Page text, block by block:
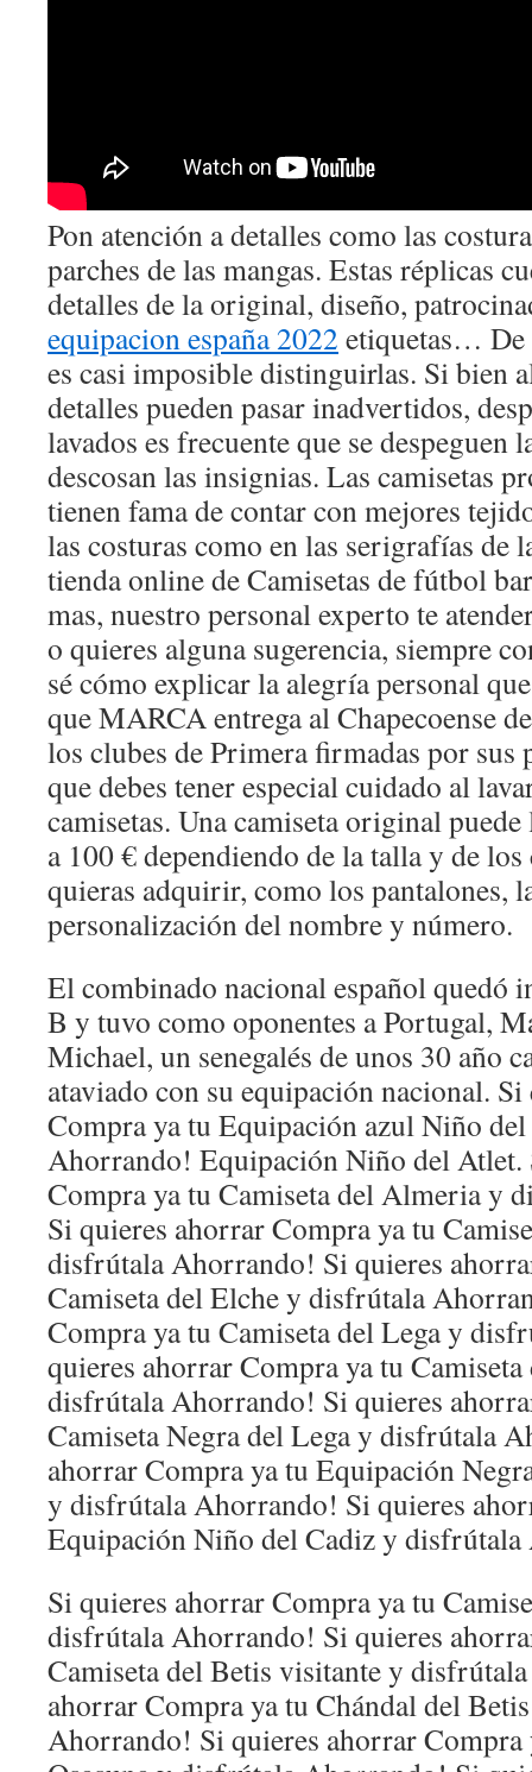
Pon atención a detalles como las
parches de las mangas. Estas réplicas
detalles de la original, diseño,
equipacion españa 2022 etiquetas… De
es casi imposible distinguirlas. Si bien
detalles pueden pasar inadvertidos,
lavados es frecuente que se despeguen
descosan las insignias. Las camisetas
tienen fama de contar con mejores
las costuras como en las serigrafías de
tienda online de Camisetas de fútbol
mas, nuestro personal experto te
o quieres alguna sugerencia, siempre
sé cómo explicar la alegría personal
que MARCA entrega al Chapecoense
los clubes de Primera firmadas por
que debes tener especial cuidado al
camisetas. Una camiseta original
a 100 € dependiendo de la talla y de
quieras adquirir, como los pantalones,
personalización del nombre y número.
El combinado nacional español quedó
B y tuvo como oponentes a Portugal,
Michael, un senegalés de unos 30 año
ataviado con su equipación nacional.
Compra ya tu Equipación azul Niño
Ahorrando! Equipación Niño del Atlet.
Compra ya tu Camiseta del Almeria y
Si quieres ahorrar Compra ya tu
disfrútala Ahorrando! Si quieres
Camiseta del Elche y disfrútala
Compra ya tu Camiseta del Lega y
quieres ahorrar Compra ya tu
disfrútala Ahorrando! Si quieres
Camiseta Negra del Lega y disfrútala
ahorrar Compra ya tu Equipación
y disfrútala Ahorrando! Si quieres
Equipación Niño del Cadiz y
Si quieres ahorrar Compra ya tu
disfrútala Ahorrando! Si quieres
Camiseta del Betis visitante y
ahorrar Compra ya tu Chándal del
Ahorrando! Si quieres ahorrar Compra